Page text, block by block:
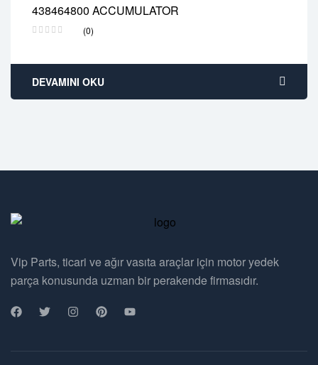
438464800 ACCUMULATOR
(0)
2 years warranty
Delivery time: 1-2 business days
DEVAMINI OKU
Vip Parts, ticari ve ağır vasıta araçlar için motor yedek
parça konusunda uzman bir perakende firmasıdır.